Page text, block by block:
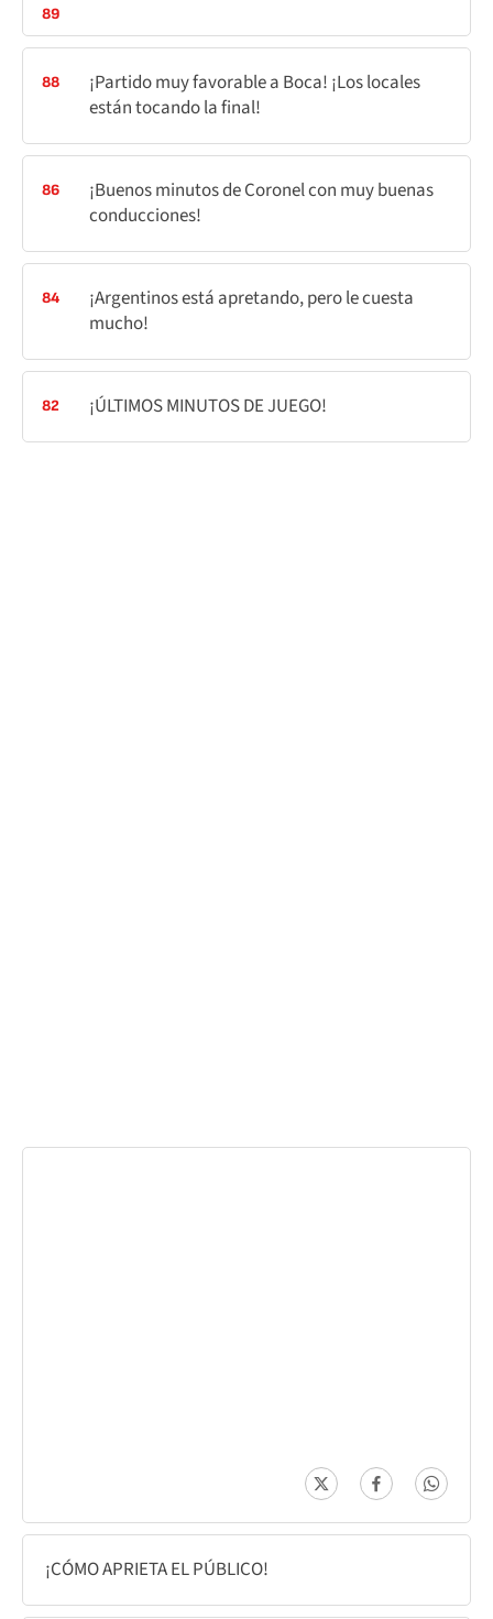
89
88
¡Partido muy favorable a Boca! ¡Los locales
están tocando la final!
86
¡Buenos minutos de Coronel con muy buenas
conducciones!
84
¡Argentinos está apretando, pero le cuesta
mucho!
82 ¡ÚLTIMOS MINUTOS DE JUEGO!
¡CÓMO APRIETA EL PÚBLICO!